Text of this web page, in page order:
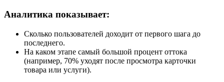
Аналитика показывает:
Сколько пользователей доходит от первого шага до
последнего.
На каком этапе самый большой процент оттока
(например, 70% уходят после просмотра карточки
товара или услуги).